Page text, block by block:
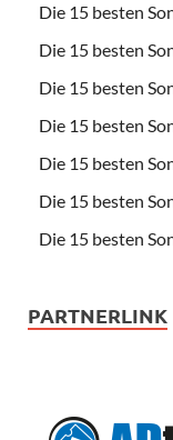
Die 15 besten
Die 15 besten
Die 15 besten
Die 15 besten
Die 15 besten
Die 15 besten
Die 15 besten
PARTNERLINK